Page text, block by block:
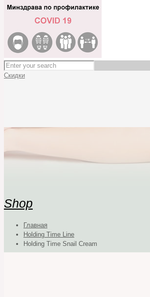
Скидки
Shop
Главная
Holding Time Line
Holding Time Snail Cream